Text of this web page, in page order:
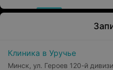
Клиника в Уручье
Минск, ул. Героев 120-й